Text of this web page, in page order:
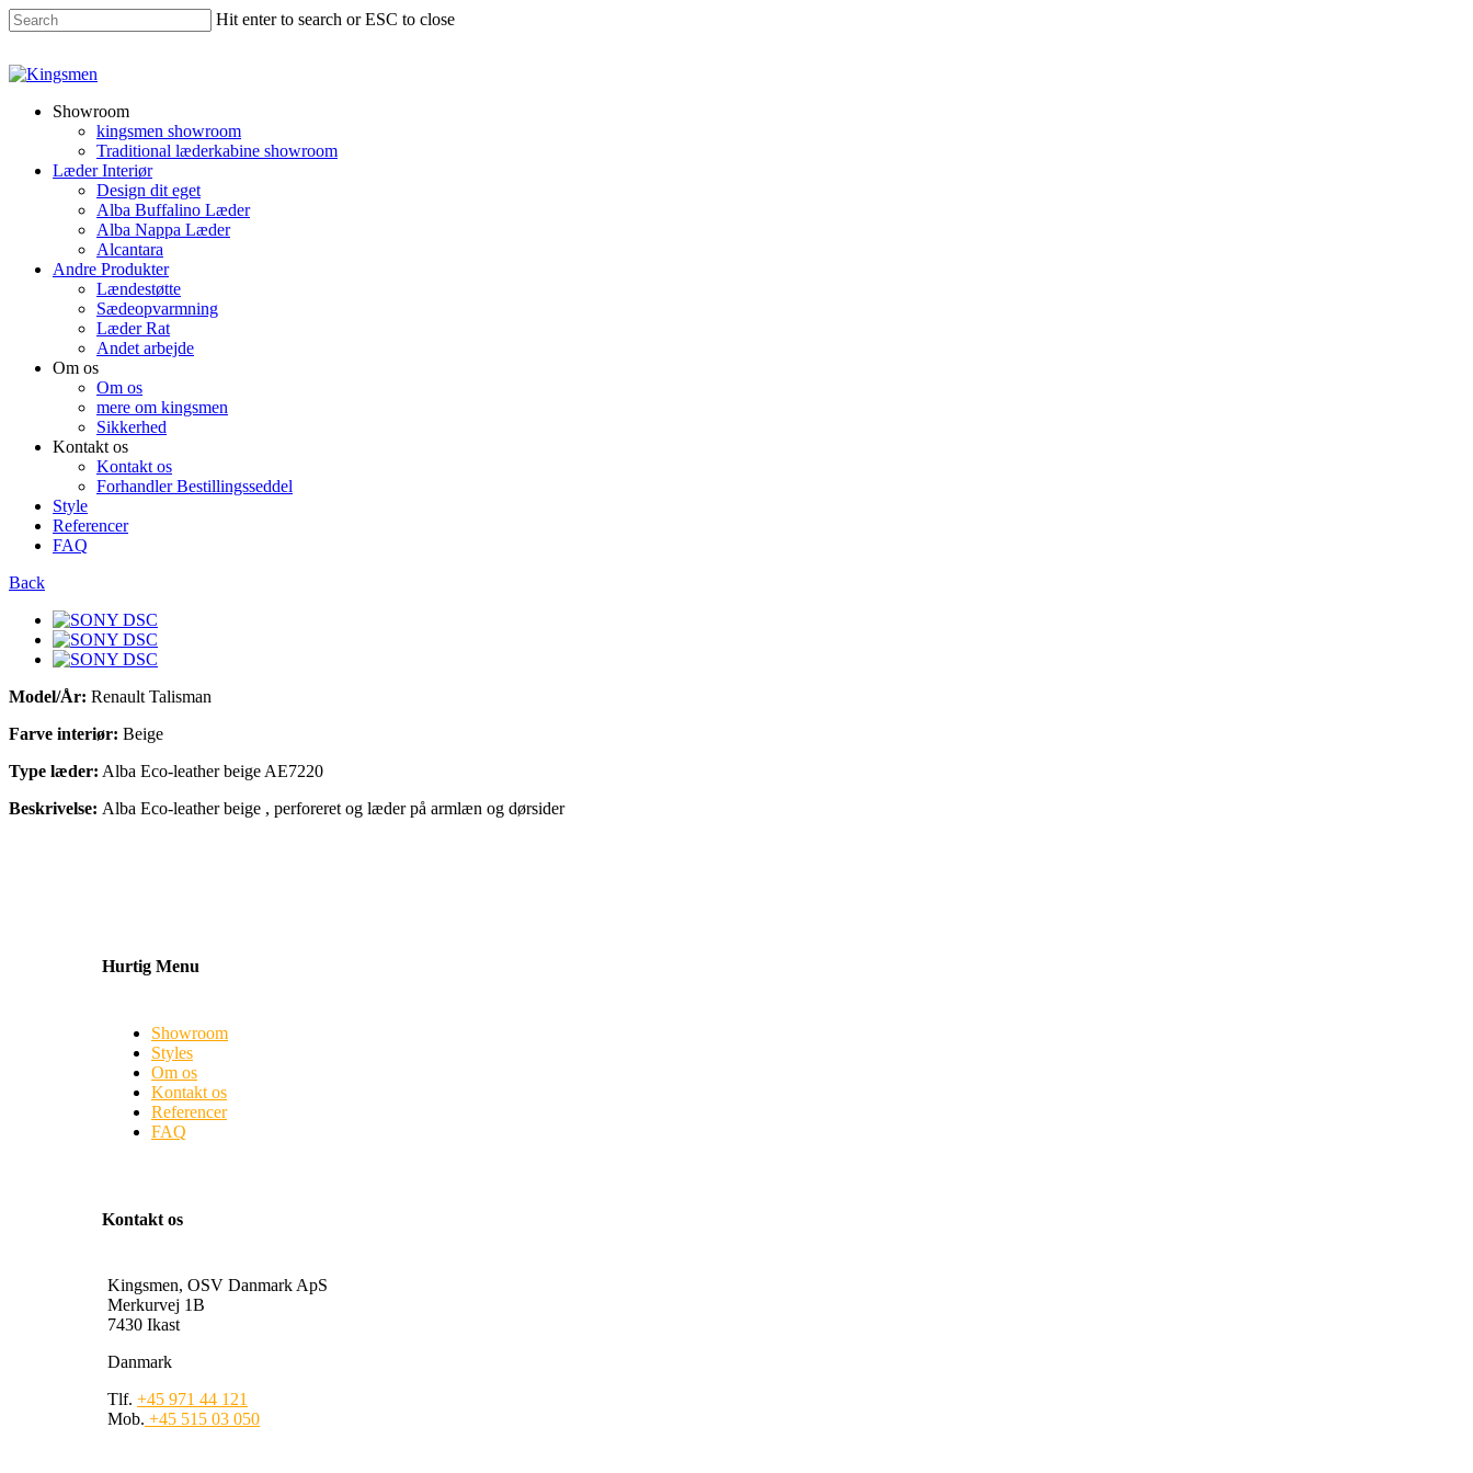
Hit enter to search or ESC to close
Showroom
kingsmen showroom
Traditional læderkabine showroom
Læder Interiør
Design dit eget
Alba Buffalino Læder
Alba Nappa Læder
Alcantara
Andre Produkter
Lændestøtte
Sædeopvarmning
Læder Rat
Andet arbejde
Om os
Om os
mere om kingsmen
Sikkerhed
Kontakt os
Kontakt os
Forhandler Bestillingsseddel
Style
Referencer
FAQ
Back
Model/År: Renault Talisman
Farve interiør: Beige
Type læder: Alba Eco-leather beige AE7220
Beskrivelse: Alba Eco-leather beige , perforeret og læder på armlæn og dørsider
Hurtig Menu
Showroom
Styles
Om os
Kontakt os
Referencer
FAQ
Kontakt os
Kingsmen, OSV Danmark ApS
Merkurvej 1B
7430 Ikast
Danmark
Tlf. +45 971 44 121
Mob. +45 515 03 050